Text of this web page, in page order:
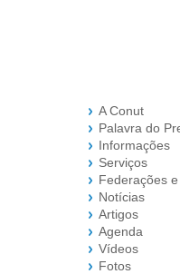
A Conut
Palavra do
Informações
Serviços
Federações
Notícias
Artigos
Agenda
Vídeos
Fotos